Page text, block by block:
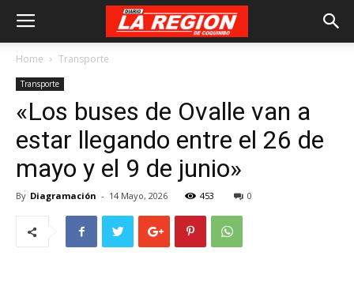
Home Transporte
Transporte
«Los buses de Ovalle van a
estar llegando entre el 26 de
mayo y el 9 de junio»
By Diagramación - 14 Mayo, 2026 453 0